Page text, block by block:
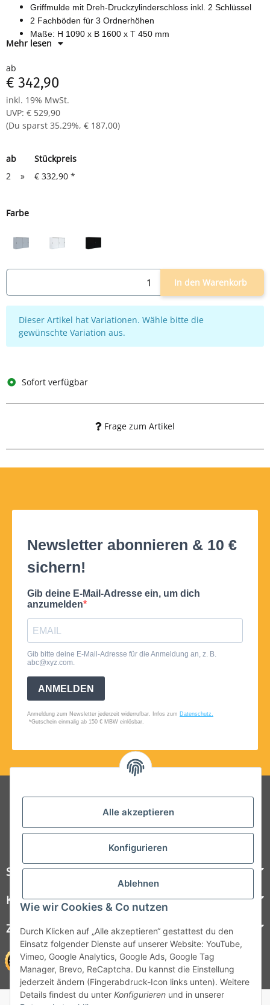
Alle akzeptieren
Konfigurieren
Ablehnen
Wie wir Cookies & Co nutzen
Durch Klicken auf „Alle akzeptieren“ gestattest du den
Einsatz folgender Dienste auf unserer Website: YouTube,
Vimeo, Google Analytics, Google Ads, Google Tag
Manager, Brevo, ReCaptcha. Du kannst die Einstellung
jederzeit ändern (Fingerabdruck-Icon links unten). Weitere
Details findest du unter Konfigurieren und in unserer
Griffmulde mit Dreh-Druckzylinderschloss inkl. 2 Schlüssel
2 Fachböden für 3 Ordnerhöhen
Maße: H 1090 x B 1600 x T 450 mm
Komplett verschweißter Korpus - sofort einsatzbereit
Mehr lesen
ab
€ 342,90
inkl. 19% MwSt.
UVP: € 529,90
(Du sparst 35.29%, € 187,00)
ab
Stückpreis
2
» € 332,90 *
Farbe
In den Warenkorb
x
Dieser Artikel hat Variationen. Wähle bitte die
gewünschte Variation aus.
Sofort verfügbar
Frage zum Artikel
Folgt uns auf Social Media
Steelboxx
Kundenservice
Zahlungsmöglichkeiten
© 1964 - 2026 Lüllmann GmbH